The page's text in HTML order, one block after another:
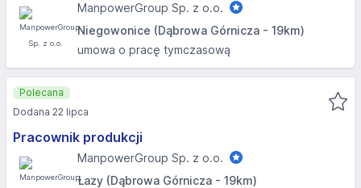
ManpowerGroup Sp. z o.o.
Niegowonice (Dąbrowa Górnicza - 19km)
umowa o pracę tymczasową
Pracownik produkcji
ManpowerGroup Sp. z o.o.
Łazy (Dąbrowa Górnicza - 19km)
Polecana
Dodana 22 lipca